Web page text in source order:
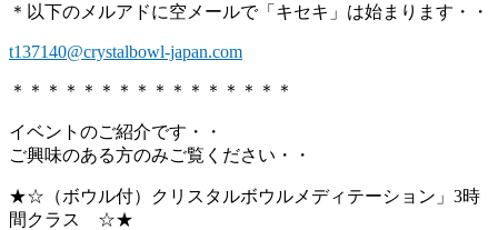
＊以下のメルアドに空メールで「キセキ」は始まります・・
t137140@crystalbowl-japan.com
＊＊＊＊＊＊＊＊＊＊＊＊＊＊＊＊
イベントのご紹介です・・
ご興味のある方のみご覧ください・・
★☆（ボウル付）クリスタルボウルメディテーション」3時
間クラス ☆★